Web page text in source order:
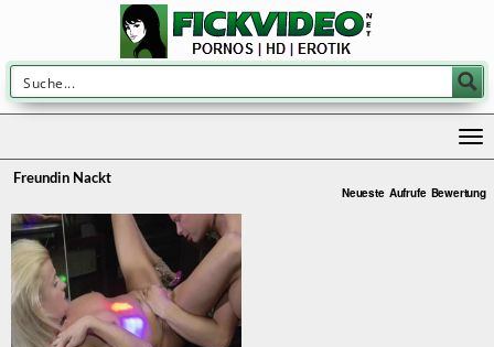
Freundin Nackt
Neueste Aufrufe Bewertung